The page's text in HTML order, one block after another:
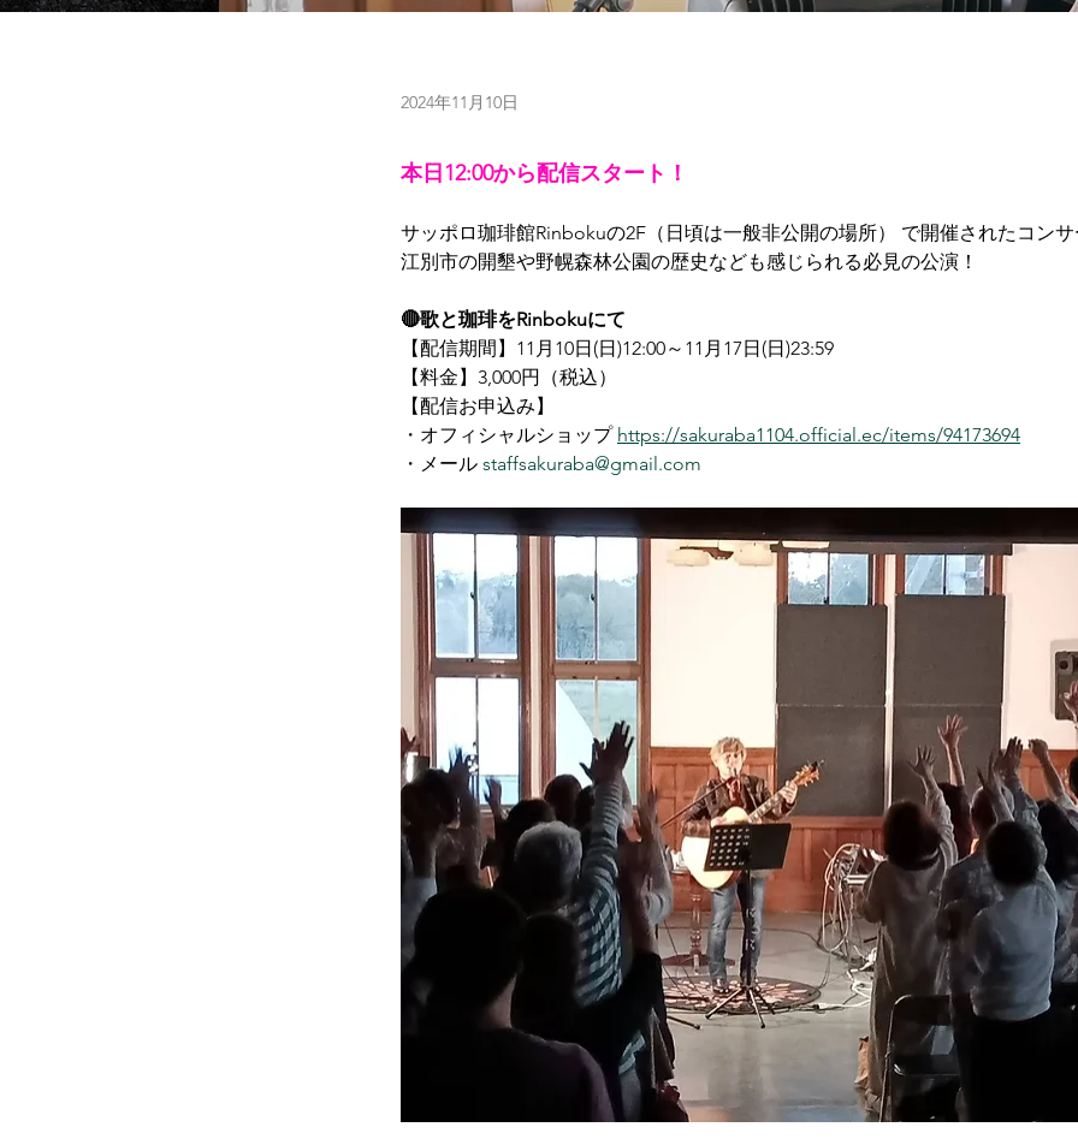
2024年11月10日
本日12:00から配信スタート！
サッポロ珈琲館Rinbokuの2F（日頃は一般非公開の場所） で開催されたコン
江別市の開墾や野幌森林公園の歴史なども感じられる必見の公演！
🔴歌と珈琲をRinbokuにて
【配信期間】11月10日(日)12:00～11月17日(日)23:59
【料金】3,000円（税込）
【配信お申込み】
・オフィシャルショップ https://sakuraba1104.official.ec/items/94173694
・メール staffsakuraba@gmail.com